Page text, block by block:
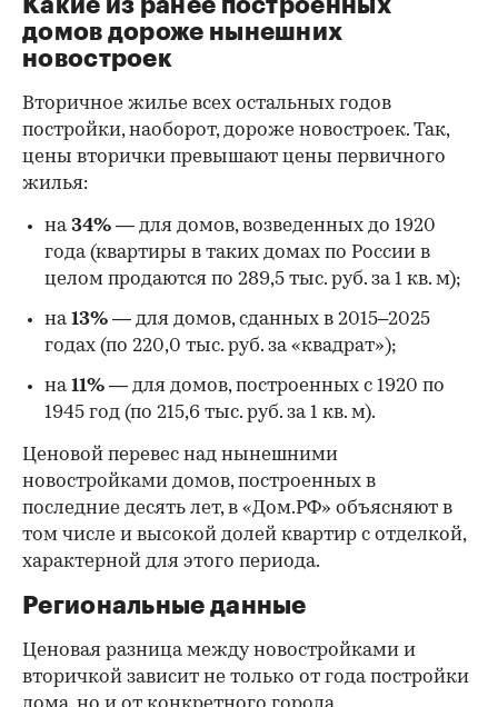
Какие из ранее построенных
домов дороже нынешних
новостроек
Вторичное жилье всех остальных годов
постройки, наоборот, дороже новостроек. Так,
цены вторички превышают цены первичного
жилья:
на34% — для домов, возведенных до 1920
года (квартиры в таких домах по России в
целом продаются по 289,5 тыс. руб. за 1 кв. м);
на13% — для домов, сданных в 2015–2025
годах (по 220,0 тыс. руб. за «квадрат»);
на11% — для домов, построенных с 1920 по
1945 год (по 215,6 тыс. руб. за 1 кв. м).
Ценовой перевес над нынешними
новостройками домов, построенных в
последние десять лет, в «Дом.РФ» объясняют в
том числе и высокой долей квартир с отделкой,
характерной для этого периода.
Региональные данные
Ценовая разница между новостройками и
вторичкой зависит не только от года постройки